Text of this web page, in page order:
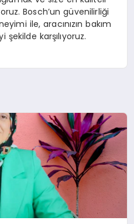
Bosch’un güvenilirliği
ile, aracınızın bakım
şekilde karşılıyoruz.